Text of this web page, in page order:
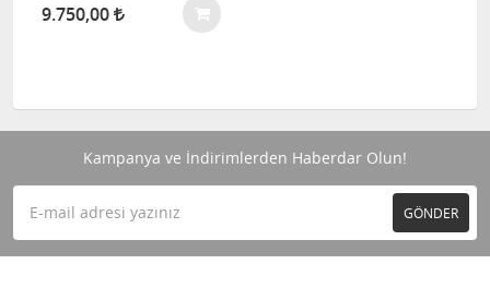
9.750,00
Kampanya ve İndirimlerden Haberdar Olun!
GÖNDER